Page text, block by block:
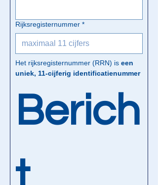
Rijksregisternummer *
Het rijksregisternummer (RRN) is een
uniek, 11-cijferig identificatienummer
Berich